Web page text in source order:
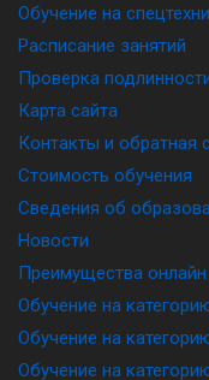
Обучение на
Расписание занятий
Проверка
Карта сайта
Контакты и обратная
Стоимость обучения
Сведения об
Новости
Преимущества
Обучение на
Обучение на
Обучение на